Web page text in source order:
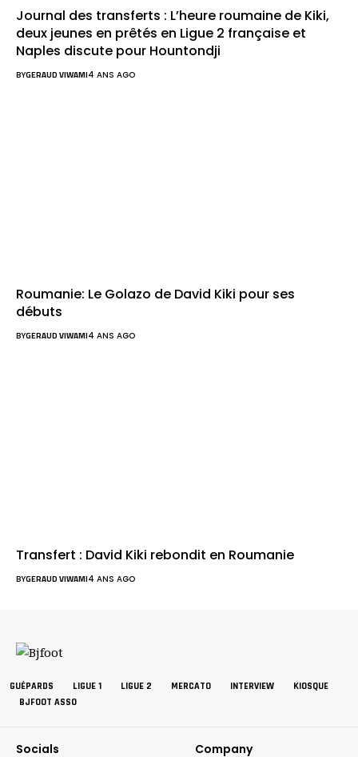
Journal des transferts : L’heure roumaine de Kiki,
deux jeunes en prêtés en Ligue 2 française et
Naples discute pour Hountondji
BYGERAUD VIWAMI4 ANS AGO
Roumanie: Le Golazo de David Kiki pour ses
débuts
BYGERAUD VIWAMI4 ANS AGO
Transfert : David Kiki rebondit en Roumanie
BYGERAUD VIWAMI4 ANS AGO
GUÉPARDS LIGUE 1 LIGUE 2 MERCATO INTERVIEW
KIOSQUE
BJFOOT ASSO
Socials Company